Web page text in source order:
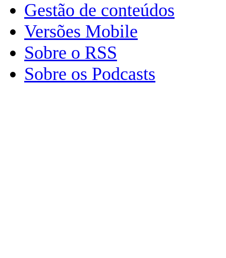
Gestão de conteúdos
Versões Mobile
Sobre o RSS
Sobre os Podcasts